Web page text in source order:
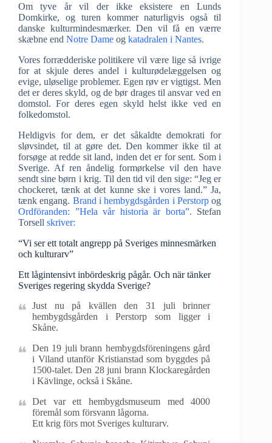
Om tyve år vil der ikke eksistere en Lunds
Domkirke, og turen kommer naturligvis også til
danske kulturmindesmærker. Den vil få en værre
skæbne end Notre Dame og katadralen i Nantes.
Vores forrædderiske politikere vil være lige så ivrige
for at skjule deres andel i kulturødelæggelsen og
evige, uløselige problemer. Egen røv er vigtigst. Men
det er deres skyld, og de bør drages til ansvar ved en
domstol. For deres egen skyld helst ikke ved en
folkedomstol.
Heldigvis for dem, er det såkaldte demokrati for
sløvsindet, til at gøre det. Den kommer ikke til at
forsøge at redde sit land, inden det er for sent. Som i
Sverige. Af ren åndelig formørkelse vil den have
sendt sine børn i krig. Til den tid vil den sige: “Jeg er
chockeret, tænk at det kunne ske i vores land.” Ja,
tænk engang. Brand i hembygdsgården i Perstorpog
Ordföranden: ”Hela vår historia är borta”. Stefan
Torsell skriver:
“Vi ser ett totalt angrepp på Sveriges minnesmärken
och kulturarv”
Ett lågintensivt inbördeskrig pågår. Och när tänker
Sveriges regering skydda Sverige?
Just nu på kvällen den 31 juli brinner
hembygdsgården i Perstorp som ligger i
Skåne.
Den 19 juli brann hembygdsföreningens gård
i Viland utanför Kristianstad som byggdes på
1500-talet. Den 28 juni brann Klockaregården
i Kävlinge, också i Skåne.
Det var ett hembygdsmuseum med 4000
föremål som försvann lågorna.
Ett krig förs mot Sveriges kulturarv.